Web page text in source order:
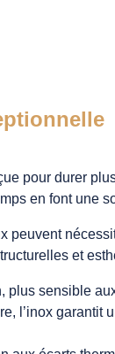
pour durer
en font une
peuvent
et
plus sensible
l’inox garantit